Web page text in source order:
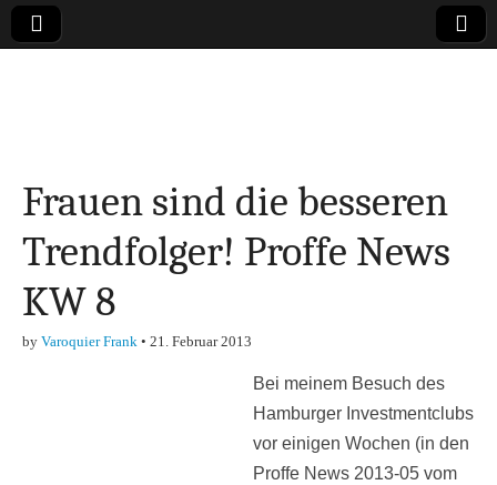
Finanzen,
Marketing-, Vertrieb-
& Investment-Tipps
Frauen sind die besseren
Trendfolger! Proffe News
KW 8
by Varoquier Frank • 21. Februar 2013
Bei meinem Besuch des
Hamburger Investmentclubs
vor einigen Wochen (in den
Proffe News 2013-05 vom